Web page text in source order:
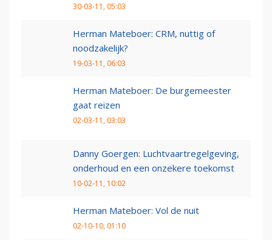
30-03-11, 05:03
Herman Mateboer: CRM, nuttig of
noodzakelijk?
19-03-11, 06:03
Herman Mateboer: De burgemeester
gaat reizen
02-03-11, 03:03
Danny Goergen: Luchtvaartregelgeving,
onderhoud en een onzekere toekomst
10-02-11, 10:02
Herman Mateboer: Vol de nuit
02-10-10, 01:10